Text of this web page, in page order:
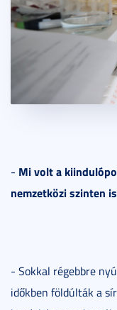
- Mi volt a
nemzetközi szinten
- Sokkal régebbre
időkben földúlták a